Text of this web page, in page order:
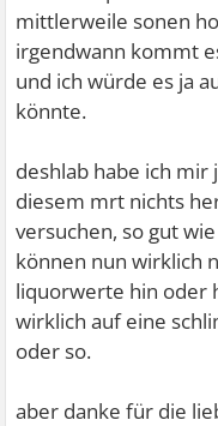
mittlerweile sonen
irgendwann kommt
und ich würde es ja
könnte.
deshlab habe ich mir
diesem mrt nichts
versuchen, so gut
können nun wirklich
liquorwerte hin oder
wirklich auf eine
oder so.
aber danke für die